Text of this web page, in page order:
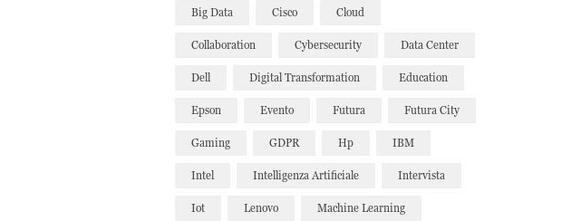
Big Data Cisco Cloud
Collaboration Cybersecurity Data Center
Dell Digital Transformation Education
Epson Evento Futura Futura City
Gaming GDPR Hp IBM
Intel Intelligenza Artificiale Intervista
Iot Lenovo Machine Learning